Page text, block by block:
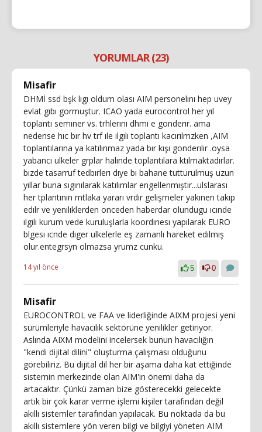
YORUMLAR (23)
Misafir
DHMİ ssd bşk lıgı oldum olası AIM personelını hep uvey
evlat gıbı gormuştur. ICAO yada eurocontrol her yıl
toplantı semıner vs. trhlerını dhmı e gonderır. ama
nedense hıc bır hv trf ıle ılgılı toplantı kacırılmzken ,AIM
toplantılarına ya katılınmaz yada bır kışı gonderılır .oysa
yabancı ulkeler grplar halınde toplantılara ktılmaktadırlar.
bızde tasarruf tedbırlerı dıye bı bahane tutturulmuş uzun
yıllar buna sıgınılarak katılımlar engellenmıştır...ulslarası
her tplantının mtlaka yararı vrdır gelışmeler yakınen takıp
edılr ve yenılıklerden onceden haberdar olundugu ıcınde
ılgılı kurum vede kuruluşlarla koordınesı yapılarak EURO
blgesı ıcnde dıger ulkelerle eş zamanlı hareket edılmış
olur.entegrsyn olmazsa yrumz cunku.
14 yıl önce 5 0
Misafir
EUROCONTROL ve FAA ve liderliğinde AIXM projesi yeni
sürümleriyle havacılık sektörüne yenilikler getiriyor.
Aslında AIXM modelini incelersek bunun havacılığın
"kendi dijital dilini" oluşturma çalışması olduğunu
görebiliriz. Bu dijital dil her bir aşama daha kat ettiğinde
sistemin merkezinde olan AIM'in önemi daha da
artacaktır. Çünkü zaman bize gösterecekki gelecekte
artık bir çok karar verme işlemi kişiler tarafından değil
akıllı sistemler tarafından yapılacak. Bu noktada da bu
akıllı sistemlere yön veren bilgi ve bilgiyi yöneten AIM